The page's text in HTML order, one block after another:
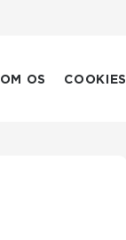
OM OS COOKIES